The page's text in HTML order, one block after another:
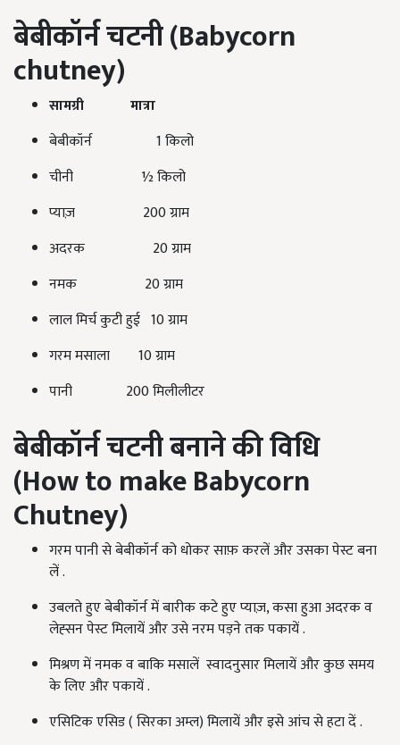
बेबीकॉर्न चटनी (Babycorn
chutney)
सामग्री मात्रा
बेबीकॉर्न 1 किलो
चीनी ½ किलो
प्याज़ 200 ग्राम
अदरक 20 ग्राम
नमक 20 ग्राम
लाल मिर्च कुटी हुई 10 ग्राम
गरम मसाला 10 ग्राम
पानी 200 मिलीलीटर
बेबीकॉर्न चटनी बनाने की विधि
(How to make Babycorn
Chutney)
गरम पानी से बेबीकॉर्न को धोकर साफ़ करलें और उसका पेस्ट बना
लें .
उबलते हुए बेबीकॉर्न में बारीक कटे हुए प्याज़, कसा हुआ अदरक व
लेह्सन पेस्ट मिलायें और उसे नरम पड़ने तक पकायें .
मिश्रण में नमक व बाकि मसालें स्वादनुसार मिलायें और कुछ समय
के लिए और पकायें .
एसिटिक एसिड ( सिरका अम्ल) मिलायें और इसे आंच से हटा दें .